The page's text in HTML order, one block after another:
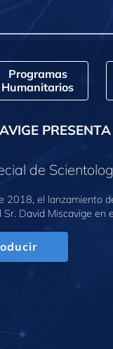
Programas
Humanitarios
de
2018, el lanzamiento
David Miscavige en